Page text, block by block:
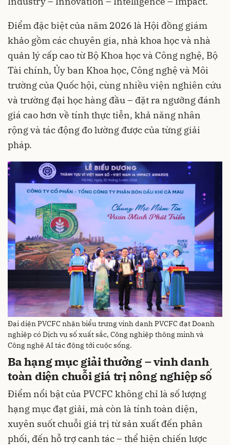
Điểm đặc biệt của năm 2026 là Hội đồng giám
khảo gồm các chuyên gia, nhà khoa học và nhà
quản lý cấp cao từ Bộ Khoa học và Công nghệ, Bộ
Tài chính, Ủy ban Khoa học, Công nghệ và Môi
trường của Quốc hội, cùng nhiều viện nghiên cứu
và trường đại học hàng đầu – đặt ra ngưỡng đánh
giá cao hơn về tính thực tiễn, khả năng nhân
rộng và tác động đo lường được của từng giải
pháp.
Đại diện PVCFC nhận biểu trưng vinh danh PVCFC đạt Doanh
nghiệp có Dịch vụ số xuất sắc, Công nghiệp thông minh và
Công nghệ AI tác động tới cuộc sống.
Ba hạng mục giải thưởng – vinh danh
toàn diện chuỗi giá trị nông nghiệp số
Điểm nổi bật của PVCFC không chỉ là số lượng
hạng mục đạt giải, mà còn là tính toàn diện,
xuyên suốt chuỗi giá trị từ sản xuất đến phân
phối, đến hỗ trợ canh tác – thể hiện chiến lược